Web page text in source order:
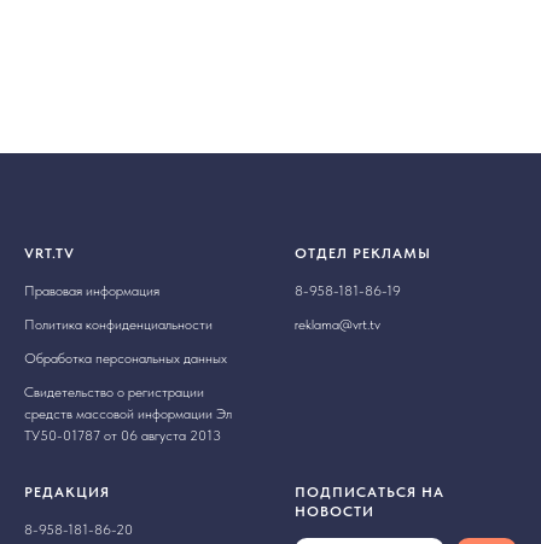
VRT.TV
Правовая информация
Политика конфиденциальности
Обработка персональных данных
Свидетельство о регистрации
средств массовой информации Эл
ТУ50-01787 от 06 августа 2013
ОТДЕЛ РЕКЛАМЫ
8-958-181-86-19
reklama@vrt.tv
РЕДАКЦИЯ
8-958-181-86-20
ПОДПИСАТЬСЯ НА
НОВОСТИ